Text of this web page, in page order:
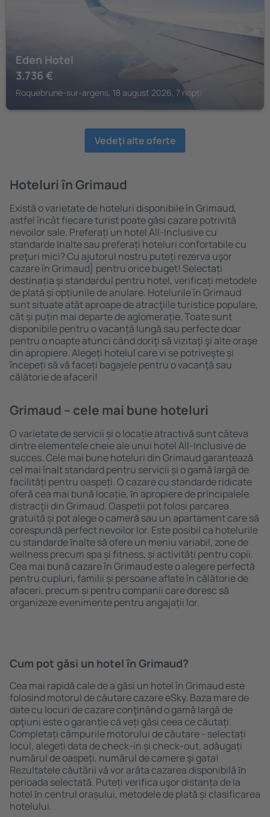
Eden Hotel
3.736 €
Roquebrune-sur-argens, 18 august 2026, 7 nopți
Vedeţi alte oferte
Hoteluri în Grimaud
Există o varietate de hoteluri disponibile în Grimaud,
astfel încât fiecare turist poate găsi cazare potrivită
nevoilor sale. Preferați un hotel All-Inclusive cu
standarde ȋnalte sau preferați hoteluri confortabile cu
preţuri mici? Cu ajutorul nostru puteți rezerva uşor
cazare în Grimaud} pentru orice buget! Selectați
destinația şi standardul pentru hotel, verificați metodele
de plată și opțiunile de anulare. Hotelurile în Grimaud
sunt situate atât aproape de atracţiile turistice populare,
cât și puțin mai departe de aglomerație. Toate sunt
disponibile pentru o vacanță lungă sau perfecte doar
pentru o noapte atunci când doriţi să vizitaţi şi alte oraşe
din apropiere. Alegeți hotelul care vi se potriveşte și
începeți să vă faceți bagajele pentru o vacanţă sau
călătorie de afaceri!
Grimaud – cele mai bune hoteluri
O varietate de servicii și o locație atractivă sunt câteva
dintre elementele cheie ale unui hotel All-Inclusive de
succes. Cele mai bune hoteluri din Grimaud garantează
cel mai înalt standard pentru servicii și o gamă largă de
facilități pentru oaspeți. O cazare cu standarde ridicate
oferă cea mai bună locație, ȋn apropiere de principalele
distracţii din Grimaud. Oaspeții pot folosi parcarea
gratuită și pot alege o cameră sau un apartament care să
corespundă perfect nevoilor lor. Este posibil ca hotelurile
cu standarde ȋnalte să ofere un meniu variabil, zone de
wellness precum spa și fitness, și activități pentru copii.
Cea mai bună cazare în Grimaud este o alegere perfectă
pentru cupluri, familii și persoane aflate în călătorie de
afaceri, precum și pentru companii care doresc să
organizeze evenimente pentru angajații lor.
Cum pot găsi un hotel în Grimaud?
Cea mai rapidă cale de a găsi un hotel în Grimaud este
folosind motorul de căutare cazare eSky. Baza mare de
date cu locuri de cazare conţinând o gamă largă de
opţiuni este o garanție că veți găsi ceea ce căutați.
Completați câmpurile motorului de căutare - selectați
locul, alegeți data de check-in și check-out, adăugați
numărul de oaspeți, numărul de camere şi gata!
Rezultatele căutării vă vor arăta cazarea disponibilă ȋn
perioada selectată. Puteți verifica uşor distanța de la
hotel ȋn centrul orașului, metodele de plată și clasificarea
hotelului.